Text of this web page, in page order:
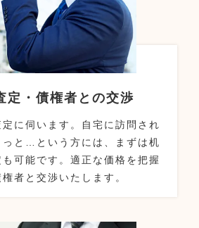
定・債権者との交渉
に伺います。
自宅に訪問され
っと…という方には、まずは机
可能です。適正な価格を把握
者と交渉いたします。